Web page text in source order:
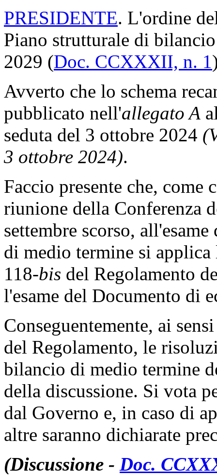
PRESIDENTE. L'ordine
Piano strutturale di
2029 (Doc. CCXXXII, n. 1
Avverto che lo schema
pubblicato nell'allegato A
seduta del 3 ottobre 2024
3 ottobre 2024).
Faccio presente che,
riunione della Conferenza
settembre scorso,
di medio termine si
118-bis del Regolamento
l'esame del Documento di
Conseguentemente, ai
del Regolamento, le
bilancio di medio termine
della discussione. Si vota
dal Governo e, in caso di
altre saranno dichiarate
(Discussione - Doc.